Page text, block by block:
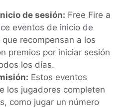
de sesión: Free Fire a
eventos de inicio de
recompensan a los
premios por iniciar sesión
los días.
Estos eventos
los jugadores completen
como jugar un número